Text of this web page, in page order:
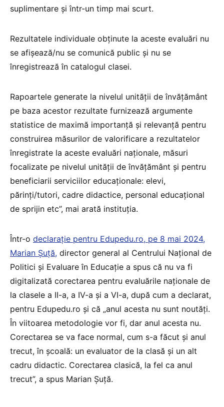
suplimentare și într-un timp mai scurt.
Rezultatele individuale obținute la aceste evaluări nu
se afișează/nu se comunică public și nu se
înregistrează în catalogul clasei.
Rapoartele generate la nivelul unității de învățământ
pe baza acestor rezultate furnizează argumente
statistice de maximă importanță și relevanță pentru
construirea măsurilor de valorificare a rezultatelor
înregistrate la aceste evaluări naționale, măsuri
focalizate pe nivelul unității de învățământ și pentru
beneficiarii serviciilor educaționale: elevi,
părinți/tutori, cadre didactice, personal educațional
de sprijin etc”, mai arată instituția.
Într-o declarație pentru Edupedu.ro, pe 8 mai 2024,
Marian Șuță, director general al Centrului Național de
Politici și Evaluare în Educație a spus că nu va fi
digitalizată corectarea pentru evaluările naționale de
la clasele a II-a, a IV-a și a VI-a, după cum a declarat,
pentru Edupedu.ro și că „anul acesta nu sunt noutăți.
În viitoarea metodologie vor fi, dar anul acesta nu.
Corectarea se va face normal, cum s-a făcut și anul
trecut, în școală: un evaluator de la clasă și un alt
cadru didactic. Corectarea clasică, la fel ca anul
trecut”, a spus Marian Șuță.